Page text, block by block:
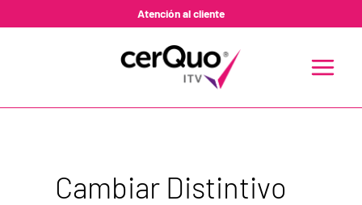
Atención al cliente
MENU
Cambiar Distintivo